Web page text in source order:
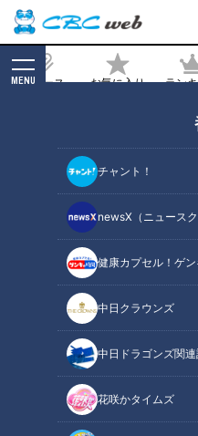
ニュース お気に入り ラン
MENU
チャント！
newsX（ニュースク
健康カプセル！ゲ
中日クラウンズ
中日ドラゴンズ関
花咲かタイムズ
軍用道路の未成廃
は？
2025/07/13 06:03